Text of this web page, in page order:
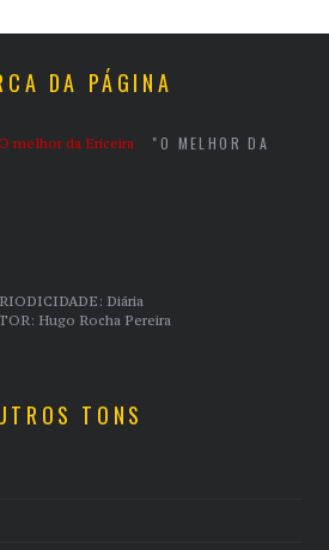
DA PÁGINA
"O MELHOR DA
Diária
Hugo Rocha Pereira
TONS